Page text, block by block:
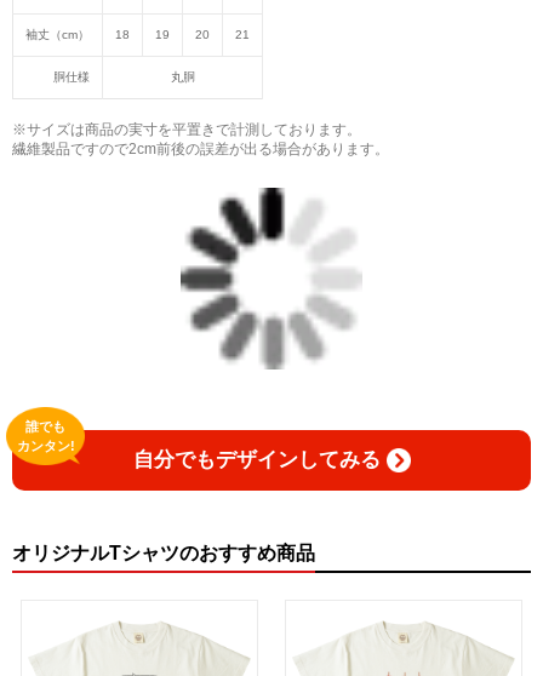
袖丈（cm） 18 19 20 21
胴仕様 丸胴
※サイズは商品の実寸を平置きで計測しております。
繊維製品ですので2cm前後の誤差が出る場合があります。
自分でもデザインしてみる
誰でも
カンタン!
オリジナルTシャツのおすすめ商品